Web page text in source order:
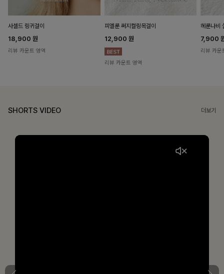
사셀드 링귀걸이
18,900 원
리뷰 카운트 영역
피엘룬 써지컬링목걸이
12,900 원
리뷰 카운트 영역
헤룬나비
7,900
리뷰 카운
SHORTS VIDEO 더보기